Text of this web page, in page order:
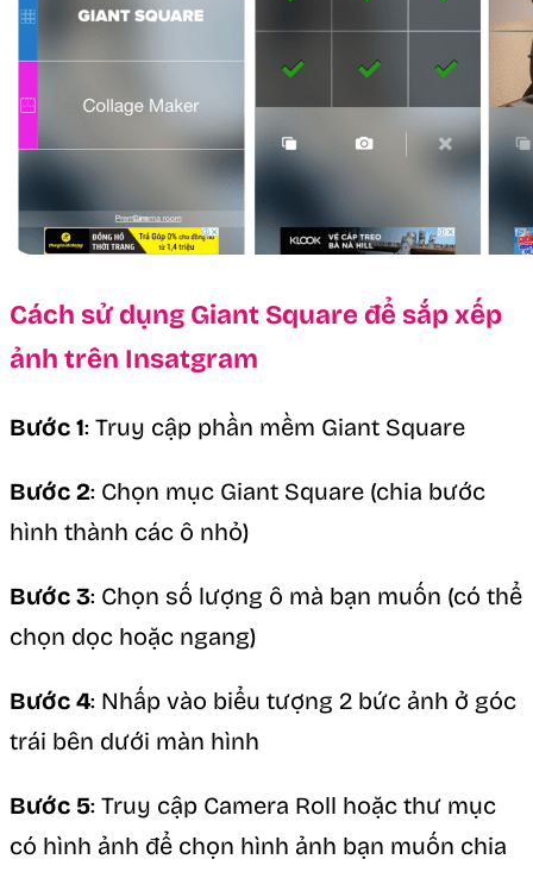
Cách sử dụng Giant Square để sắp xếp
ảnh trên Insatgram
Bước 1: Truy cập phần mềm Giant Square
Bước 2: Chọn mục Giant Square (chia bước
hình thành các ô nhỏ)
Bước 3: Chọn số lượng ô mà bạn muốn (có thể
chọn dọc hoặc ngang)
Bước 4: Nhấp vào biểu tượng 2 bức ảnh ở góc
trái bên dưới màn hình
Bước 5: Truy cập Camera Roll hoặc thư mục
có hình ảnh để chọn hình ảnh bạn muốn chia